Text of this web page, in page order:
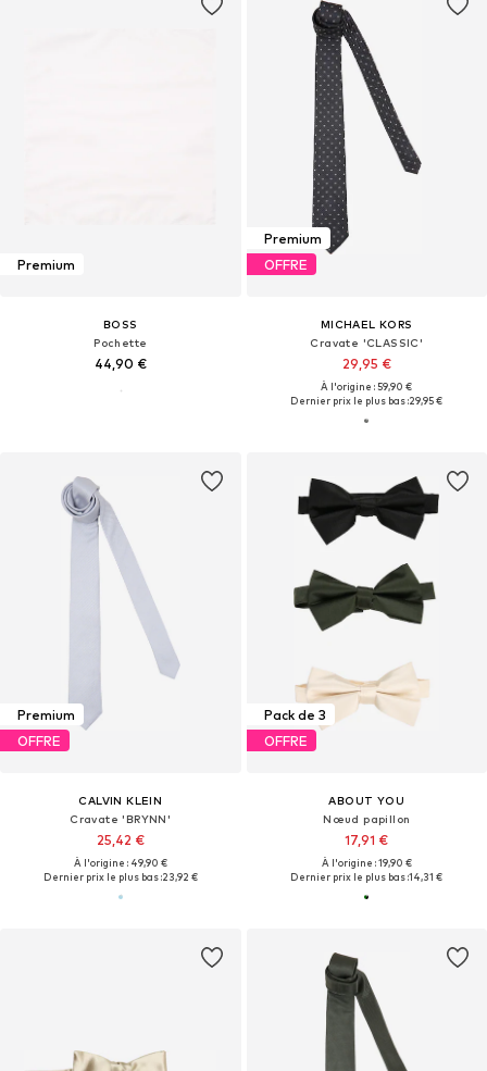
Premium
BOSS
Pochette
44,90 €
Premium
OFFRE
MICHAEL KORS
Cravate 'CLASSIC'
29,95 €
À l'origine : 59,90 €
Dernier prix le plus bas :29,95 €
Premium
OFFRE
CALVIN KLEIN
Cravate 'BRYNN'
25,42 €
À l'origine : 49,90 €
Dernier prix le plus bas :23,92 €
Pack de 3
OFFRE
ABOUT YOU
Nœud papillon
17,91 €
À l'origine : 19,90 €
Dernier prix le plus bas :14,31 €